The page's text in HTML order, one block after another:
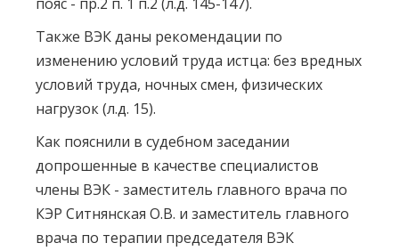
Также ВЭК даны рекомендации по
изменению условий труда истца: без вредных
условий труда, ночных смен, физических
нагрузок (л.д. 15).
Как пояснили в судебном заседании
допрошенные в качестве специалистов
члены ВЭК - заместитель главного врача по
КЭР Ситнянская О.В. и заместитель главного
врача по терапии председателя ВЭК